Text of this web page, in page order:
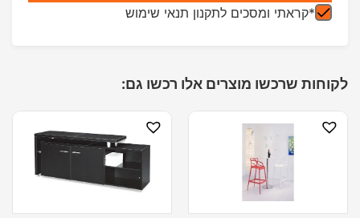
*קראתי ומסכים לתקנון תנאי שימוש
לקוחות שרכשו מוצרים אלו רכשו גם: